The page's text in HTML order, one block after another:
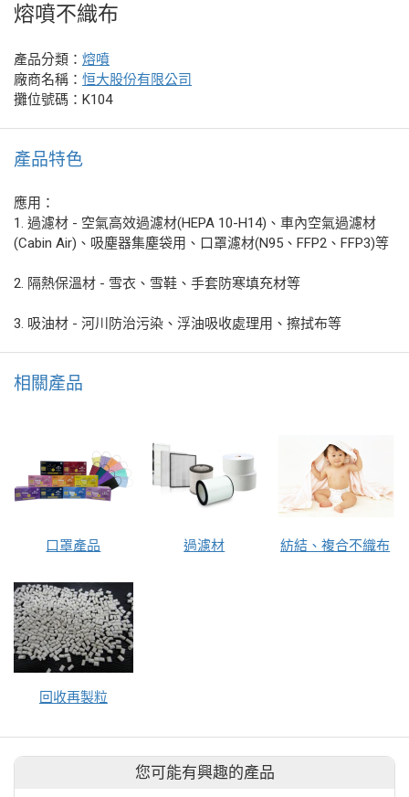
熔噴不織布
產品分類： 熔噴
廠商名稱： 恒大股份有限公司
攤位號碼：K104
產品特色
應用：
1. 過濾材 - 空氣高效過濾材(HEPA 10-H14)、車內空氣過濾材
(Cabin Air)、吸塵器集塵袋用、口罩濾材(N95、FFP2、FFP3)等
2. 隔熱保溫材 - 雪衣、雪鞋、手套防寒填充材等
3. 吸油材 - 河川防治污染、浮油吸收處理用、擦拭布等
相關產品
口罩產品 過濾材 紡結、複合不織布
回收再製粒
您可能有興趣的產品